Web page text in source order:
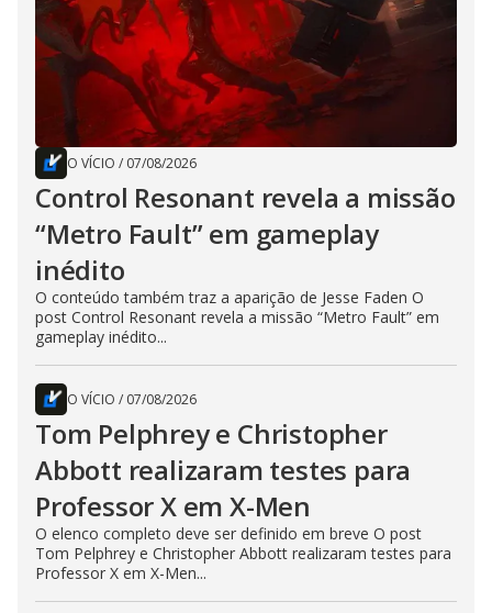
O VÍCIO / 07/08/2026
Control Resonant revela a missão
“Metro Fault” em gameplay
inédito
O conteúdo também traz a aparição de Jesse Faden O
post Control Resonant revela a missão “Metro Fault” em
gameplay inédito...
O VÍCIO / 07/08/2026
Tom Pelphrey e Christopher
Abbott realizaram testes para
Professor X em X-Men
O elenco completo deve ser definido em breve O post
Tom Pelphrey e Christopher Abbott realizaram testes para
Professor X em X-Men...